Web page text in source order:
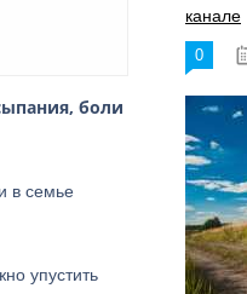
боли
в семье
упустить
канале
0